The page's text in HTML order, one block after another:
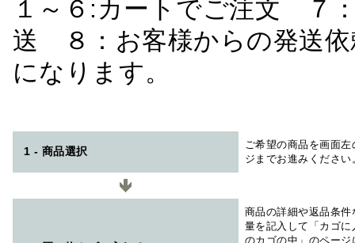
１～６:カートでご注文 ７
送 ８：お客様からの発送
になります。
1 - 商品選択
ご希望の商品を画面
ジまでお進みください
商品の詳細や返品条
量を記入して「カゴ
のカゴの中」のペー